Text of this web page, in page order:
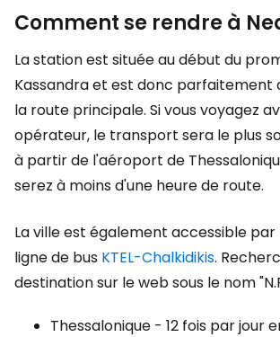
Comment se rendre à
La station est située au début du
Kassandra et est donc parfaitement
la route principale. Si vous voyagez
opérateur, le transport sera le plus
à partir de l'aéroport de
serez à moins d'une heure de route.
La ville est également accessible
ligne de bus KTEL-Chalkidikis.
destination sur le web sous le nom
Thessalonique - 12 fois par jour